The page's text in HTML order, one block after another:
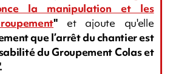
la manipulation et les
"et ajoute qu'elle
que l’arrêt du chantier est
du Groupement Colas et